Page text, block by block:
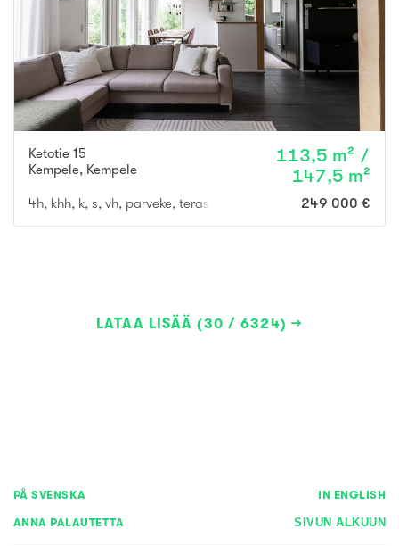
Ketotie 15
Kempele, Kempele
113,5 m² /
147,5 m²
4h, khh, k, s, vh, parveke, terassi 249 000 €
LATAA LISÄÄ (30 / 6324)
PÅ SVENSKA IN ENGLISH
ANNA PALAUTETTA SIVUN ALKUUN